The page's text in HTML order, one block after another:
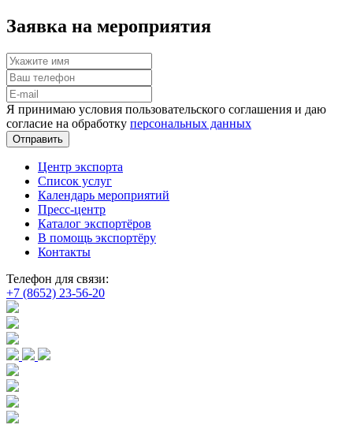
Заявка на мероприятия
Я принимаю условия пользовательского соглашения и даю
согласие на обработку персональных данных
Отправить
Центр экспорта
Список услуг
Календарь мероприятий
Пресс-центр
Каталог экспортёров
В помощь экспортёру
Контакты
Телефон для связи:
+7 (8652) 23-56-20